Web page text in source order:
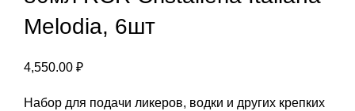
Melodia, 6шт
4,550.00 ₽
Набор для подачи ликеров, водки и других крепких